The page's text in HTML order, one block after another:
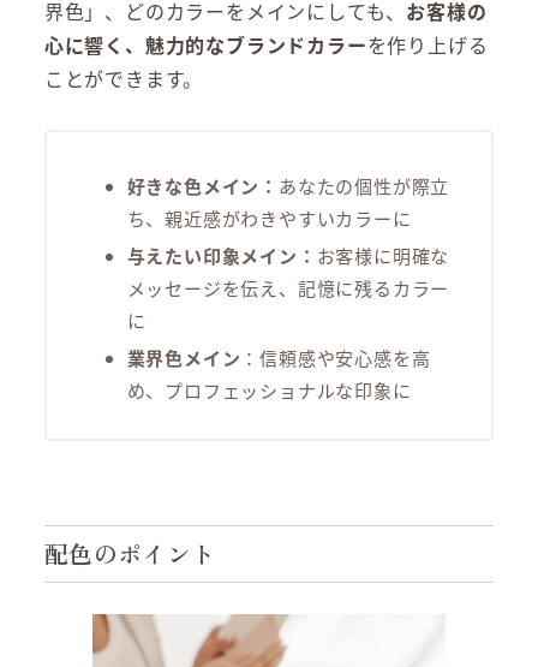
界色」、どのカラーをメインにしても、 お客様の
心に響く、魅力的なブランドカラーを作り上げる
ことができます。
好きな色メイン： あなたの個性が際立
ち、親近感がわきやすいカラーに
与えたい印象メイン： お客様に明確な
メッセージを伝え、記憶に残るカラー
に
業界色メイン ：信頼感や安心感を高
め、プロフェッショナルな印象に
配色のポイント